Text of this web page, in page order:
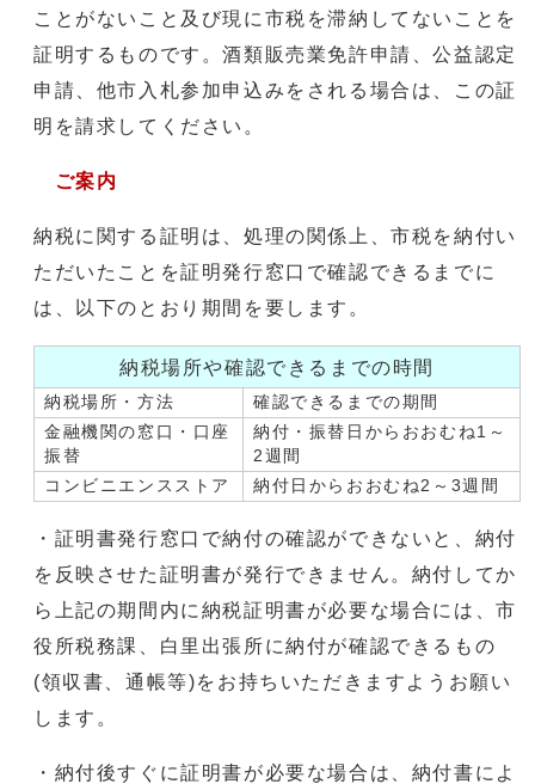
ことがないこと及び現に市税を滞納してないことを
証明するものです。酒類販売業免許申請、公益認定
申請、他市入札参加申込みをされる場合は、この証
明を請求してください。
ご案内
納税に関する証明は、処理の関係上、市税を納付い
ただいたことを証明発行窓口で確認できるまでに
は、以下のとおり期間を要します。
納税場所や確認できるまでの時間
納税場所・方法
確認できるまでの期間
金融機関の窓口・口座
振替
納付・振替日からおおむね1～
2週間
コンビニエンスストア
納付日からおおむね2～3週間
・証明書発行窓口で納付の確認ができないと、納付
を反映させた証明書が発行できません。納付してか
ら上記の期間内に納税証明書が必要な場合には、市
役所税務課、白里出張所に納付が確認できるもの
(領収書、通帳等)をお持ちいただきますようお願い
します。
・納付後すぐに証明書が必要な場合は、納付書によ